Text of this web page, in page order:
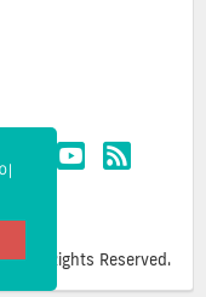
All Rights Reserved.